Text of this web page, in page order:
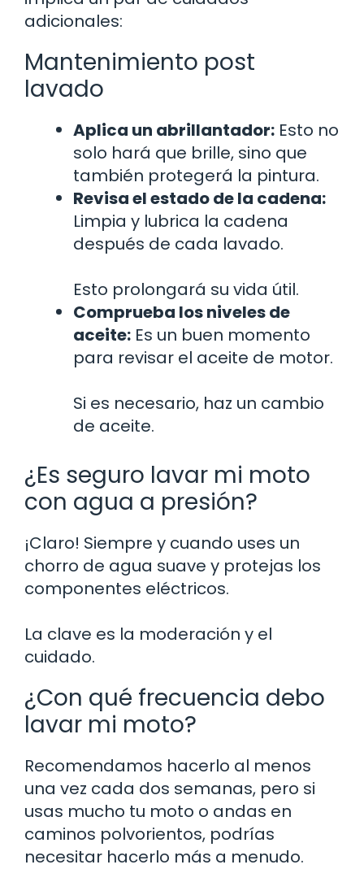
adicionales:
Mantenimiento post
lavado
Aplica un abrillantador: Esto no
solo hará que brille, sino que
también protegerá la pintura.
Revisa el estado de la cadena:
Limpia y lubrica la cadena
después de cada lavado.
Esto prolongará su vida útil.
Comprueba los niveles de
aceite: Es un buen momento
para revisar el aceite de motor.
Si es necesario, haz un cambio
de aceite.
¿Es seguro lavar mi moto
con agua a presión?
¡Claro! Siempre y cuando uses un
chorro de agua suave y protejas los
componentes eléctricos.
La clave es la moderación y el
cuidado.
¿Con qué frecuencia debo
lavar mi moto?
Recomendamos hacerlo al menos
una vez cada dos semanas, pero si
usas mucho tu moto o andas en
caminos polvorientos, podrías
necesitar hacerlo más a menudo.